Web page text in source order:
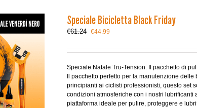
Speciale Bicicletta Black Friday
€61.24 Le
initial
€61.24.
€44.99
actuel
€44.99.
Speciale Natale Tru-Tension. Il pacchetto di
Il pacchetto perfetto per la manutenzione
principianti ai ciclisti professionisti, questo set
condizioni atmosferiche con i nostri
piattaforma ideale per pulire, proteggere e